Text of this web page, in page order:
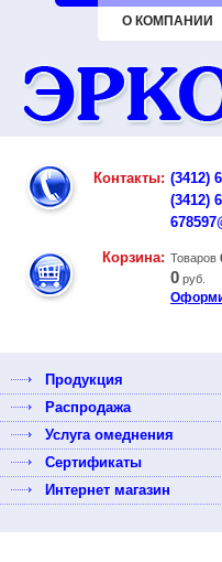
О КОМПАНИИ
Контакты: (3412)
(3412)
Корзина: Товаров
0 руб.
Продукция
Распродажа
Услуга омеднения
Сертификаты
Интернет магазин